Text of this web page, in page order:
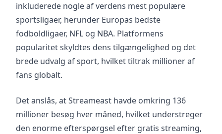
inkluderede nogle af verdens mest populære
sportsligaer, herunder Europas bedste
fodboldligaer, NFL og NBA. Platformens
popularitet skyldtes dens tilgængelighed og det
brede udvalg af sport, hvilket tiltrak millioner af
fans globalt.
Det anslås, at Streameast havde omkring 136
millioner besøg hver måned, hvilket understreger
den enorme efterspørgsel efter gratis streaming,